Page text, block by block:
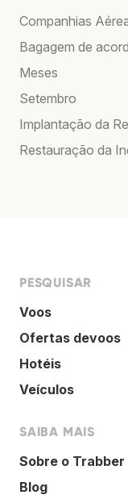
Companhias
Bagagem de
Meses
Setembro
Implantação da
Restauração da
PESQUISAR
Voos
Ofertas devoos
Hotéis
Veículos
SAIBA MAIS
Sobre o Trabber
Blog